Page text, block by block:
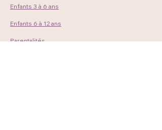
Enfants 3 à 6 ans
Enfants 6 à 12 ans
Parentalités